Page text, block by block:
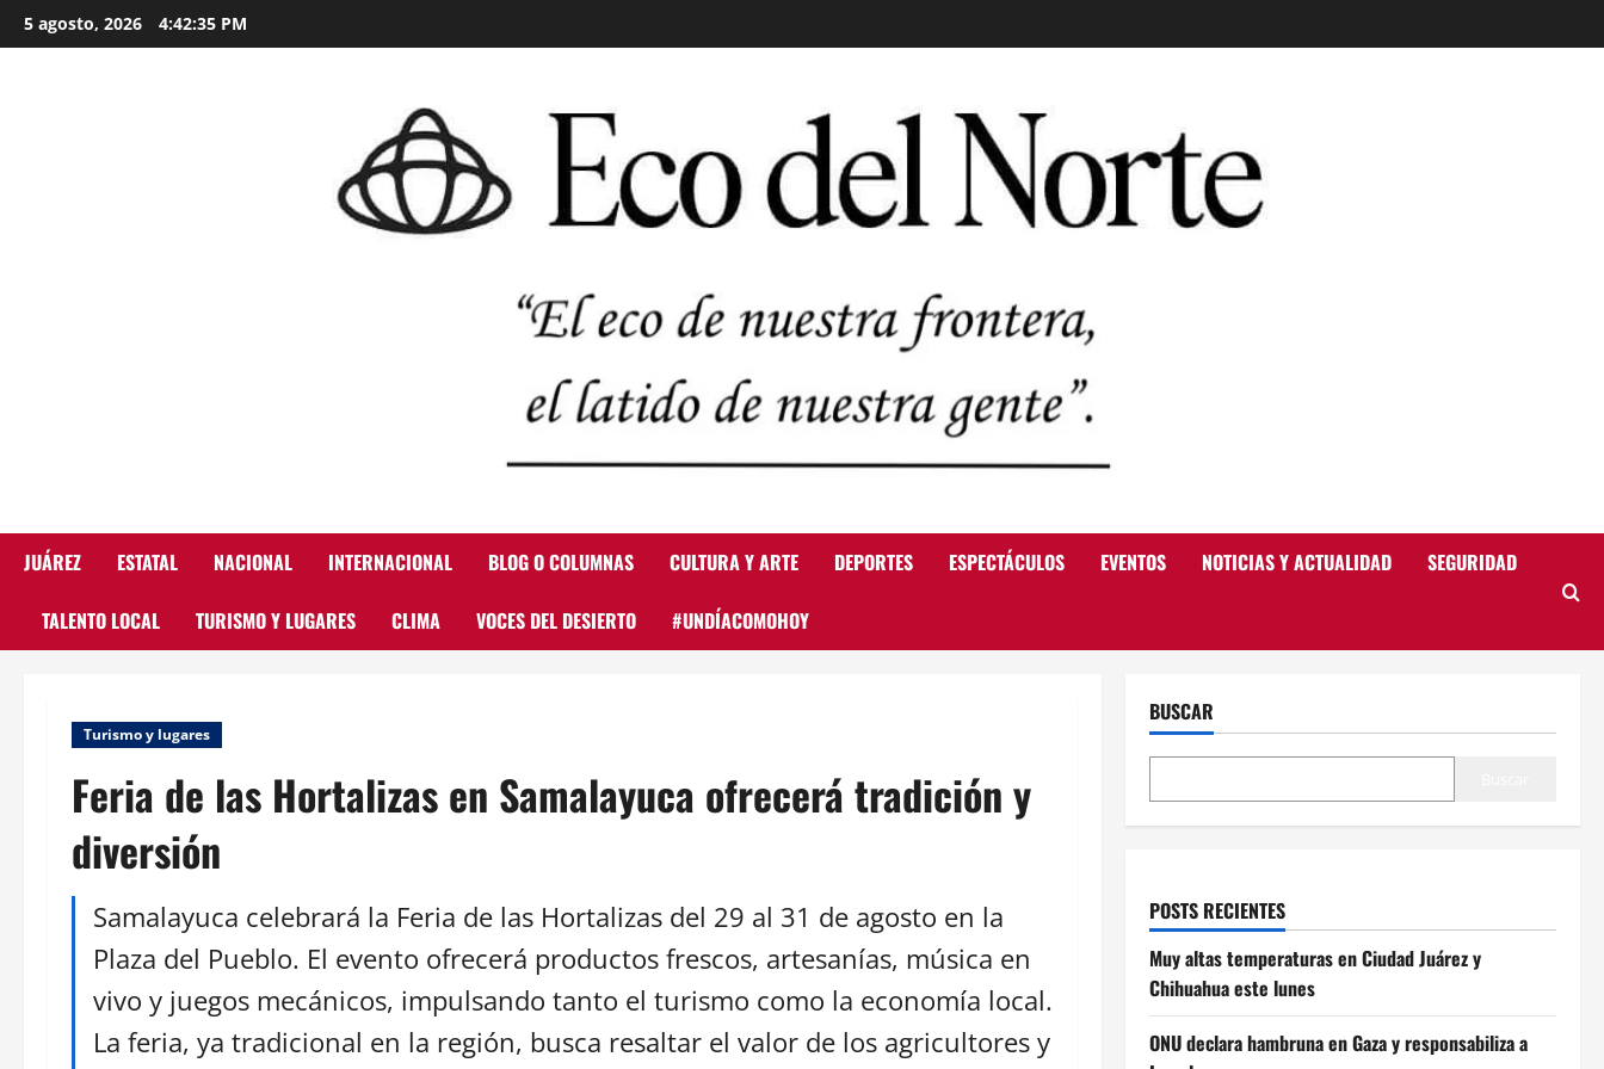
Skip
to
5 agosto, 2026 4:42:36 PM
JUÁREZ ESTATAL NACIONAL INTERNACIONAL BLOG O COLUMNAS CULTURA Y ARTE DEPORTES ESPECTÁCULOS EVENTOS NOTICIAS Y ACTUALIDAD SEGURIDAD
TALENTO LOCAL TURISMO Y LUGARES CLIMA VOCES DEL DESIERTO #UNDÍACOMOHOY
Turismo y lugares
Feria de las Hortalizas en Samalayuca ofrecerá tradición y
diversión
Samalayuca celebrará la Feria de las Hortalizas del 29 al 31 de agosto en la
Plaza del Pueblo. El evento ofrecerá productos frescos, artesanías, música en
vivo y juegos mecánicos, impulsando tanto el turismo como la economía local.
La feria, ya tradicional en la región, busca resaltar el valor de los agricultores y
BUSCAR
POSTS RECIENTES
Muy altas temperaturas en Ciudad Juárez y
Chihuahua este lunes
ONU declara hambruna en Gaza y responsabiliza a